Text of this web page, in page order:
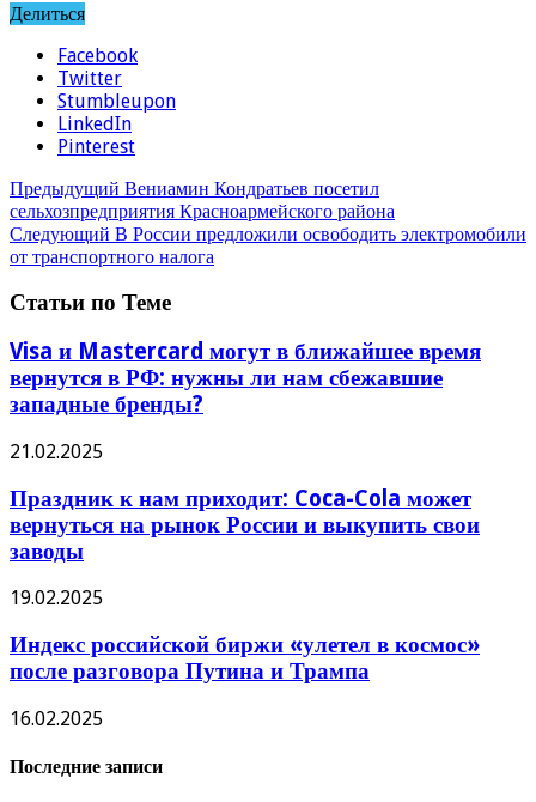
Делиться
Facebook
Twitter
Stumbleupon
LinkedIn
Pinterest
Предыдущий Вениамин Кондратьев посетил
сельхозпредприятия Красноармейского района
Следующий В России предложили освободить электромобили
от транспортного налога
Статьи по Теме
Visa и Mastercard могут в ближайшее время
вернутся в РФ: нужны ли нам сбежавшие
западные бренды?
21.02.2025
Праздник к нам приходит: Coca-Cola может
вернуться на рынок России и выкупить свои
заводы
19.02.2025
Индекс российской биржи «улетел в космос»
после разговора Путина и Трампа
16.02.2025
Последние записи